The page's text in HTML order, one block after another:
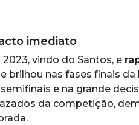
imediato
vindo do Santos, e
brilhou nas fases finais da
e na grande
da competição,